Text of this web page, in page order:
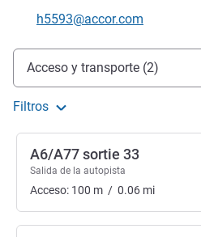
Correo electrónico de contacto
h5593@accor.com
Acceso y transporte
Acceso y transporte (2)
Filtros
A6/A77 sortie 33
Salida de la autopista
Acceso: 100 m / 0.06 mi